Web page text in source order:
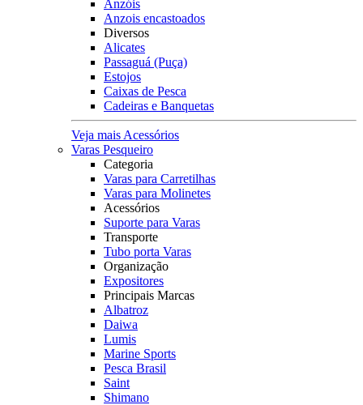
Anzóis
Anzois encastoados
Diversos
Alicates
Passaguá (Puça)
Estojos
Caixas de Pesca
Cadeiras e Banquetas
Veja mais Acessórios
Varas Pesqueiro
Categoria
Varas para Carretilhas
Varas para Molinetes
Acessórios
Suporte para Varas
Transporte
Tubo porta Varas
Organização
Expositores
Principais Marcas
Albatroz
Daiwa
Lumis
Marine Sports
Pesca Brasil
Saint
Shimano